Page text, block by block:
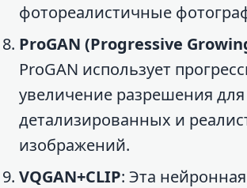
фотореалистичные
ProGAN (Progressive
ProGAN использует
увеличение разрешения
детализированных и
изображений.
VQGAN+CLIP: Эта